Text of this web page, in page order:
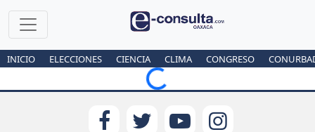
INICIO ELECCIONES CIENCIA CLIMA CONGRESO
Loading...